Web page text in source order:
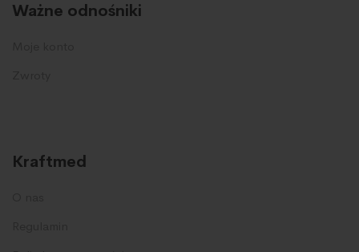
Ważne odnośniki
Kraftmed